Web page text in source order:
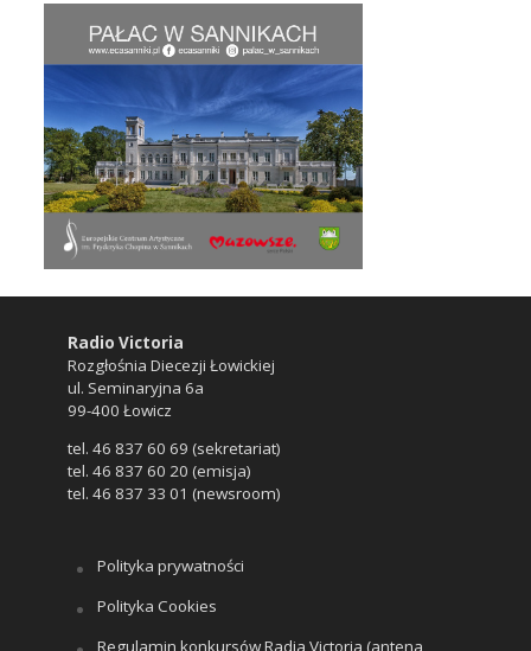
Radio Victoria
Rozgłośnia Diecezji Łowickiej
ul. Seminaryjna 6a
99-400 Łowicz
tel. 46 837 60 69 (sekretariat)
tel. 46 837 60 20 (emisja)
tel. 46 837 33 01 (newsroom)
Polityka prywatności
Polityka Cookies